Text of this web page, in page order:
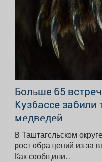
Больше 65
Кузбассе забили
медведей
В Таштагольском
рост обращений из-за
Как сообщили...